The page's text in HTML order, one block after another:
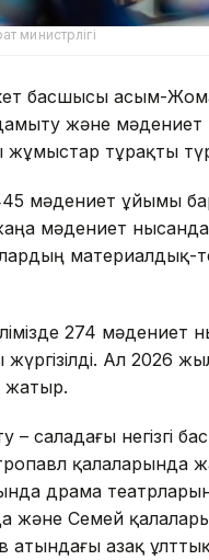
министрлігі
басшысы Қасым-
және мәдениет
жұмыстар тұрақты
445 мәдениет ұйымы
мәдениет
материалдық-
274 мәдениет
Ал 2026
жатыр.
– саладағы негізгі
қалаларында
драма
және Семей
атындағы Қазақ